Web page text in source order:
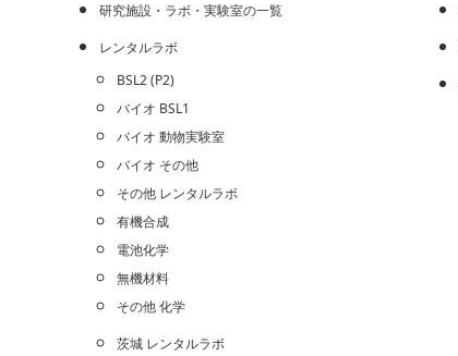
研究施設・ラボ・実験室の一覧
レンタルラボ
BSL2 (P2)
バイオ BSL1
バイオ 動物実験室
バイオ その他
その他 レンタルラボ
有機合成
電池化学
無機材料
その他 化学
茨城 レンタルラボ